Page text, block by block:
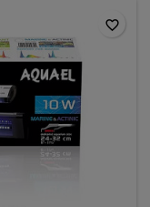
favorite_border